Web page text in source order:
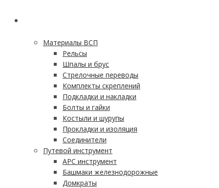
Материалы ВСП
Рельсы
Шпалы и брус
Стрелочные переводы
Комплекты скреплений
Подкладки и накладки
Болты и гайки
Костыли и шурупы
Прокладки и изоляция
Соединители
Путевой инструмент
АРС инструмент
Башмаки железнодорожные
Домкраты